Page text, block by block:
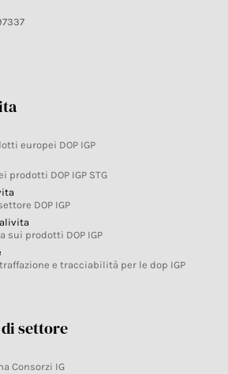
europei DOP IGP
prodotti DOP IGP STG
DOP IGP
sui prodotti DOP IGP
e tracciabilità per le dop IGP
settore
Consorzi IG